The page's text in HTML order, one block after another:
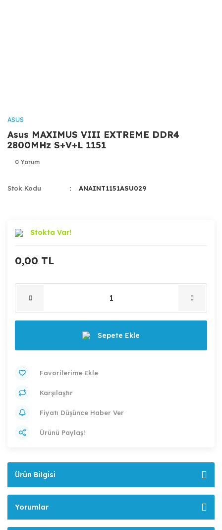
ASUS
Asus MAXIMUS VIII EXTREME DDR4
2800MHz S+V+L 1151
0 Yorum
Stok Kodu ANAINT1151ASU029
Stokta Var!
0,00 TL
Sepete Ekle
Karşılaştır
Fiyatı Düşünce Haber Ver
Ürünü Paylaş!
Ürün Bilgisi
Yorumlar